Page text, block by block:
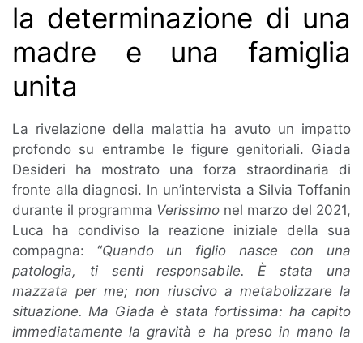
la determinazione di una
madre e una famiglia
unita
La rivelazione della malattia ha avuto un impatto
profondo su entrambe le figure genitoriali. Giada
Desideri ha mostrato una forza straordinaria di
fronte alla diagnosi. In un’intervista a Silvia Toffanin
durante il programma Verissimo nel marzo del 2021,
Luca ha condiviso la reazione iniziale della sua
compagna: “Quando un figlio nasce con una
patologia, ti senti responsabile. È stata una
mazzata per me; non riuscivo a metabolizzare la
situazione. Ma Giada è stata fortissima: ha capito
immediatamente la gravità e ha preso in mano la